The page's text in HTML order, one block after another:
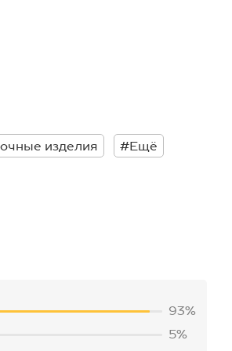
изделия #Ещё
93%
5%